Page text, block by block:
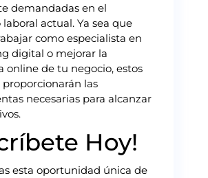
demandadas en el
actual. Ya sea que
como especialista en
digital o mejorar la
online de tu negocio, estos
proporcionarán las
necesarias para alcanzar
Hoy!
esta oportunidad única de